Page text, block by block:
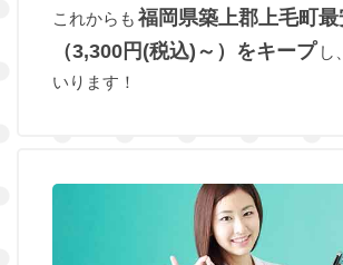
これからも 福岡県築上郡上毛町最
（3,300円(税込)～）をキープ し
いります！